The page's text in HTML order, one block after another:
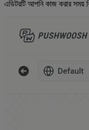
এডিটরটি আপনি কাজ করার সময়